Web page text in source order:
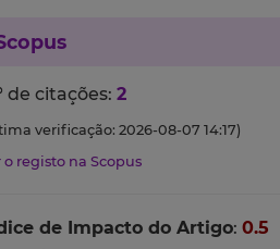
de citações: 2
verificação: 2026-08-07 14:17)
o registo na Scopus
de Impacto do Artigo: 0.5